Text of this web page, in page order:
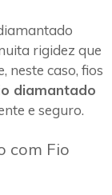
rigidez que
neste caso, fios
diamantado
e seguro.
com Fio